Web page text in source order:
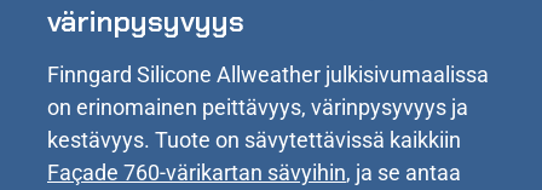
värinpysyvyys
Finngard Silicone Allweather julkisivumaalissa
on erinomainen peittävyys, värinpysyvyys ja
kestävyys. Tuote on sävytettävissä kaikkiin
Façade 760-värikartan sävyihin, ja se antaa